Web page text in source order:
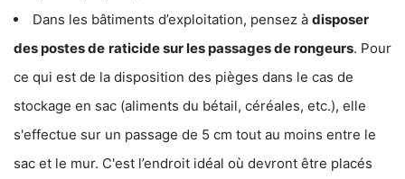
Dans les bâtiments d’exploitation, pensez à disposer
des postes de raticide sur les passages de rongeurs. Pour
ce qui est de la disposition des pièges dans le cas de
stockage en sac (aliments du bétail, céréales, etc.), elle
s'effectue sur un passage de 5 cm tout au moins entre le
sac et le mur. C'est l’endroit idéal où devront être placés